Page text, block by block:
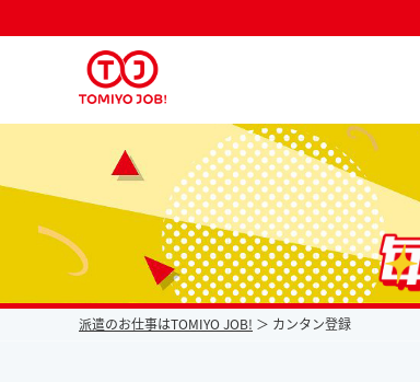
派遣なら毎月時給が上がるトミヨジョブ
派遣のお仕事はTOMIYO JOB! カンタン登録